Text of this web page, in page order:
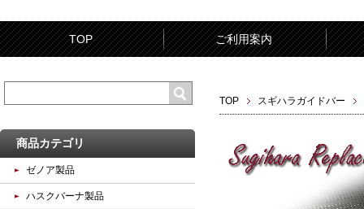
TOP ご利用案内
TOP スギハラガイドバー
商品カテゴリ
ゼノア製品
ハスクバーナ製品